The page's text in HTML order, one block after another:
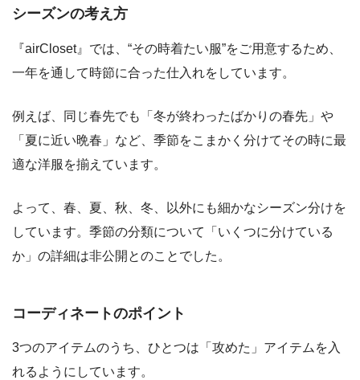
シーズンの考え方
『airCloset』では、“その時着たい服”をご用意するため、
一年を通して時節に合った仕入れをしています。
例えば、同じ春先でも「冬が終わったばかりの春先」や
「夏に近い晩春」など、季節をこまかく分けてその時に最
適な洋服を揃えています。
よって、春、夏、秋、冬、以外にも細かなシーズン分けを
しています。季節の分類について「いくつに分けている
か」の詳細は非公開とのことでした。
コーディネートのポイント
3つのアイテムのうち、ひとつは「攻めた」アイテムを入
れるようにしています。